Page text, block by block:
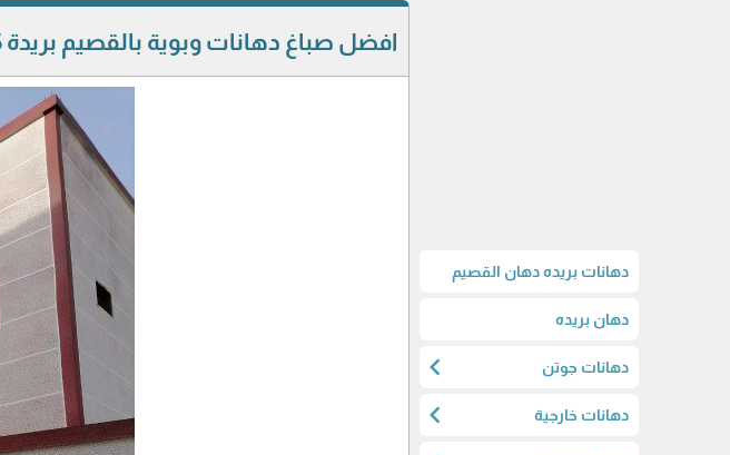
دهانات بريده دهان القصيم
دهان بريده
دهانات جوتن chevron_left
دهانات خارجية chevron_left
افضل صباغ دهانات وبوية بالقصيم بريدة 0537786805